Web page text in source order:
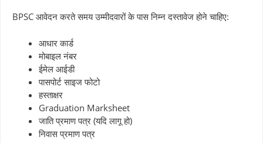
BPSC आवेदन करते समय उम्मीदवारों के पास निम्न दस्तावेज होने चाहिए:
आधार कार्ड
मोबाइल नंबर
ईमेल आईडी
पासपोर्ट साइज फोटो
हस्ताक्षर
Graduation Marksheet
जाति प्रमाण पत्र (यदि लागू हो)
निवास प्रमाण पत्र